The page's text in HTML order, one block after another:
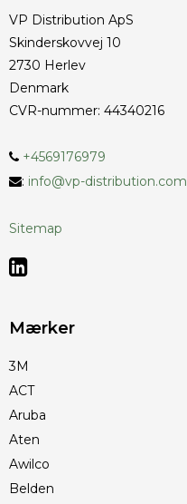
VP Distribution ApS
Skinderskovvej 10
2730 Herlev
Denmark
CVR-nummer: 44340216
+4569176979
: info@vp-distribution.com
Sitemap
Mærker
3M
ACT
Aruba
Aten
Awilco
Belden